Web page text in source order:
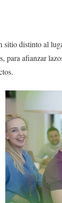
sitio distinto al
para afianzar